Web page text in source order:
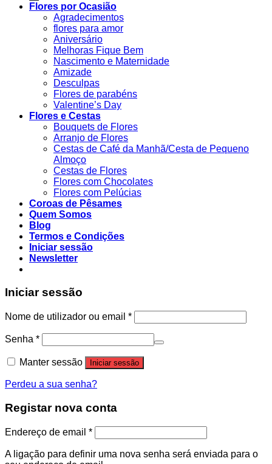
Flores por Ocasião
Agradecimentos
flores para amor
Aniversário
Melhoras Fique Bem
Nascimento e Maternidade
Amizade
Desculpas
Flores de parabéns
Valentine’s Day
Flores e Cestas
Bouquets de Flores
Arranjo de Flores
Cestas de Café da Manhã/Cesta de Pequeno
Almoço
Cestas de Flores
Flores com Chocolates
Flores com Pelúcias
Coroas de Pêsames
Quem Somos
Blog
Termos e Condições
Iniciar sessão
Newsletter
Iniciar sessão
Nome de utilizador ou email *
Senha *
Manter sessão Iniciar sessão
Perdeu a sua senha?
Registar nova conta
Endereço de email *
A ligação para definir uma nova senha será enviada para o